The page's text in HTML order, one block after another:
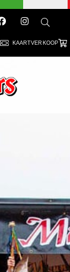
KAARTVERKOOP